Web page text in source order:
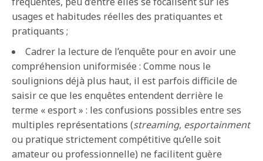
usages et habitudes réelles des pratiquantes et
pratiquants ;
Cadrer la lecture de l’enquête pour en avoir une
compréhension uniformisée : Comme nous le
soulignions déjà plus haut, il est parfois difficile de
saisir ce que les enquêtes entendent derrière le
terme « esport » : les confusions possibles entre ses
multiples représentations (streaming, esportainment
ou pratique strictement compétitive qu’elle soit
amateur ou professionnelle) ne facilitent guère